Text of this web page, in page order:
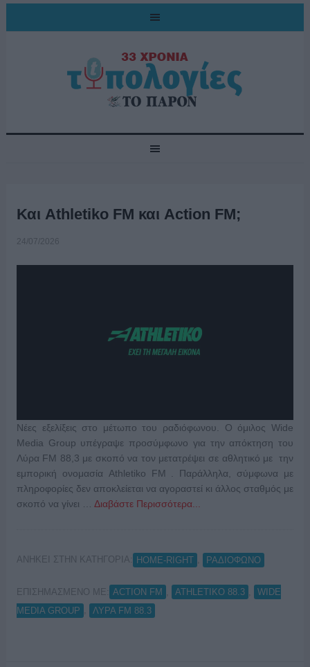
Και Athletiko FM και Action FM;
24/07/2026
Νέες εξελίξεις στο μέτωπο του ραδιόφωνου. Ο όμιλος Wide
Media Group υπέγραψε προσύμφωνο για την απόκτηση του
Λύρα FM 88,3 με σκοπό να τον μετατρέψει σε αθλητικό με την
εμπορική ονομασία Athletiko FM . Παράλληλα, σύμφωνα με
πληροφορίες δεν αποκλείεται να αγοραστεί κι άλλος σταθμός με
σκοπό να γίνει … Διαβάστε Περισσότερα...
ΑΝΗΚΕΙ ΣΤΗΝ ΚΑΤΗΓΟΡΙΑ: HOME-RIGHT ΡΑΔΙΟΦΩΝΟ
ΕΠΙΣΗΜΑΣΜΕΝΟ ΜΕ: ACTION FM ATHLETIKO 88.3
WIDE
MEDIA GROUP
ΛΥΡΑ FM 88.3